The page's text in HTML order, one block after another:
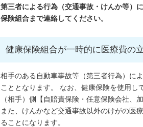
第三者による行為（交通事故・けんか等）
保険組合まで連絡してください。
健康保険組合が一時的に医療費の
相手のある自動車事故等（第三者行為）に
こととなります。 なお、健康保険を使用
（相手）側【自賠責保険・任意保険会社、
また、けんかなど交通事故以外のけがの医
ることになります。